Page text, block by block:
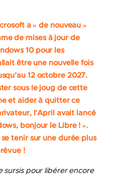
a « de nouveau »
de mises à jour de
10 pour les
être une nouvelle fois
12 octobre 2027.
sous le joug de cette
et aider à quitter ce
l’April avait lancé
bonjour le Libre ! ».
tenir sur une durée plus
!
sursis pour libérer encore